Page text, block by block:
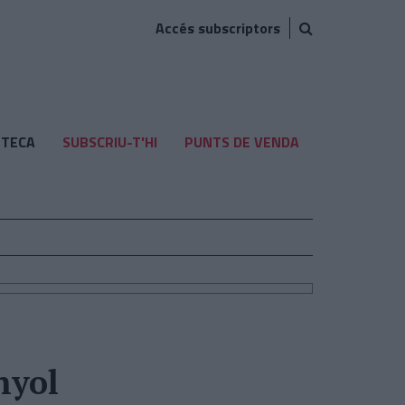
Accés subscriptors
SUBSCRIU-T'HI PUNTS DE VENDA